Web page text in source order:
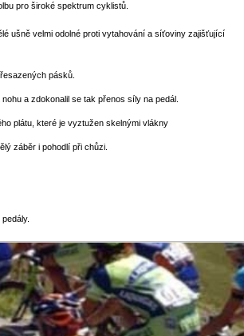
pro široké spektrum cyklistů.
ušně velmi odolné proti vytahování a síťoviny zajišťující
pásků.
a zdokonalil se tak přenos síly na pedál.
plátu, které je vyztužen skelnými vlákny
záběr i pohodlí při chůzi.